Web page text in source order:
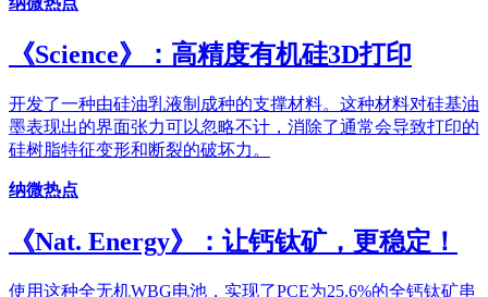
《Science》：高精度有机硅3D打印
开发了一种由硅油乳液制成种的支撑材料。这种材料对硅基油
墨表现出的界面张力可以忽略不计，消除了通常会导致打印的
硅树脂特征变形和断裂的破坏力。
纳微热点
《Nat. Energy》：让钙钛矿，更稳定！
使用这种全无机WBG电池，实现了PCE为25.6%的全钙钛矿串